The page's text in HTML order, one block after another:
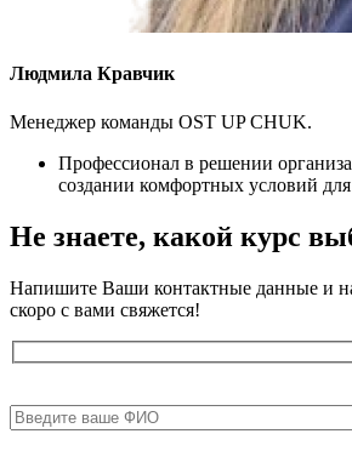
Людмила Кравчик
Менеджер команды OST UP CHUK.
Профессионал в решении
создании комфортных условий
Не знаете, какой курс
Напишите Ваши контактные данные и
скоро с вами свяжется!